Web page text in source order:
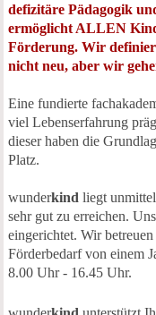
defizitäre Pädagogik
ermöglicht ALLEN
Förderung. Wir
nicht neu, aber wir
Eine fundierte
viel Lebenserfahrung
dieser haben die
Platz.
wunderkind liegt
sehr gut zu erreichen.
eingerichtet. Wir
Förderbedarf von einem
8.00 Uhr - 16.45 Uhr.